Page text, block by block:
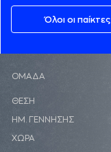
Όλοι οι παίκτες
ΟΜΑΔΑ
ΘΕΣΗ
ΗΜ. ΓΕΝΝΗΣΗΣ
ΧΩΡΑ